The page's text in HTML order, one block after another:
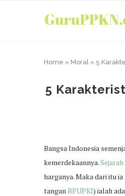
Home » Moral » 5
5
Bangsa Indonesia
kemerdekaannya.
harganya. Maka dari itu
tanganBPUPKI) ialah